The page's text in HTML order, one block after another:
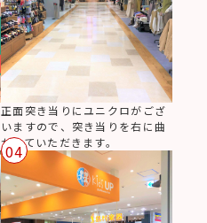
正面突き当りにユニクロがござ
いますので、突き当りを右に曲
がっていただきます。
04